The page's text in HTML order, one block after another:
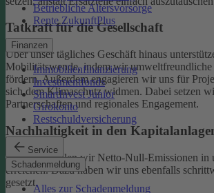
Betriebliche Altersvorsorge
Rente ZukunftPlus
Finanzen
Immobilienfinanzierung
Investmentfonds
SmartInvest Junior
Girokonto
Restschuldversicherung
Service
Schadenmeldung
Alles zur Schadenmeldung
Tatkraft für die Gesellschaft
Über unser tägliches Geschäft hinaus
Mobilitätswende, indem wir
fördern. Außerdem engagieren wir uns für
sich dem Klimaschutz widmen. Dabei setzen
Partnerschaften und regionales Engagement.
Nachhaltigkeit in den
Bis 2050 wollen wir Netto-Null-Emissionen in
erreichen. Dazu haben wir uns ebenfalls
gesetzt.